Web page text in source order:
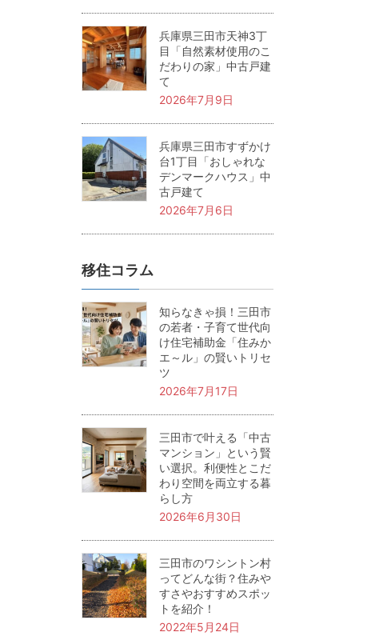
兵庫県三田市天神3丁
目「自然素材使用のこ
だわりの家」中古戸建
て
2026年7月9日
兵庫県三田市すずかけ
台1丁目「おしゃれな
デンマークハウス」中
古戸建て
2026年7月6日
移住コラム
知らなきゃ損！三田市
の若者・子育て世代向
け住宅補助金「住みか
エ～ル」の賢いトリセ
ツ
2026年7月17日
三田市で叶える「中古
マンション」という賢
い選択。利便性とこだ
わり空間を両立する暮
らし方
2026年6月30日
三田市のワシントン村
ってどんな街？住みや
すさやおすすめスポッ
トを紹介！
2022年5月24日